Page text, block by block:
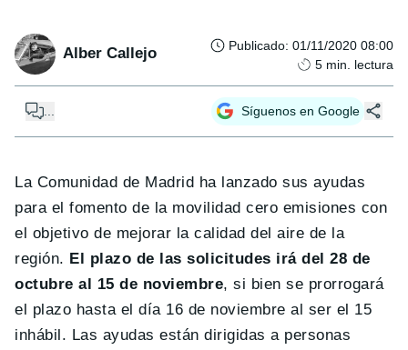
Alber Callejo Publicado: 01/11/2020 08:00
5 min. lectura
Síguenos en Google
La Comunidad de Madrid ha lanzado sus ayudas
para el fomento de la movilidad cero emisiones con
el objetivo de mejorar la calidad del aire de la
región. El plazo de las solicitudes irá del 28 de
octubre al 15 de noviembre, si bien se prorrogará
el plazo hasta el día 16 de noviembre al ser el 15
inhábil. Las ayudas están dirigidas a personas